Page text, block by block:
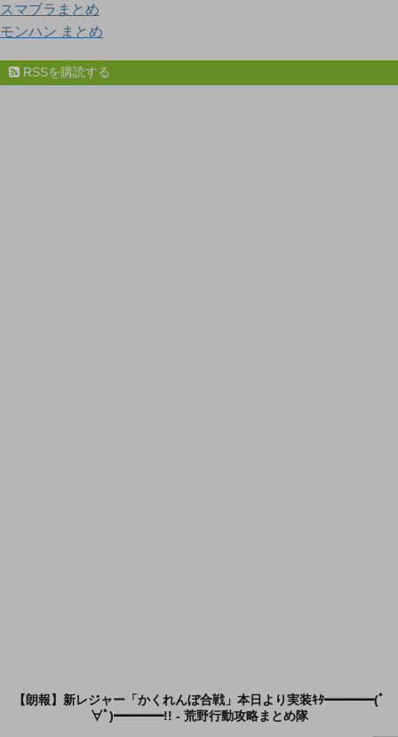
スマブラまとめ
モンハン まとめ
RSSを購読する
【朗報】新レジャー「かくれんぼ合戦」本日より実装ｷﾀ━━━━(ﾟ
∀ﾟ)━━━━!! - 荒野行動攻略まとめ隊